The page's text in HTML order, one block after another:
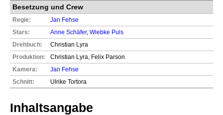
Besetzung und Crew
Regie:
Jan Fehse
Stars:
Anne Schäfer, Wiebke Puls
Drehbuch:
Christian Lyra
Produktion:
Christian Lyra, Felix Parson
Kamera:
Jan Fehse
Schnitt:
Ulrike Tortora
Inhaltsangabe